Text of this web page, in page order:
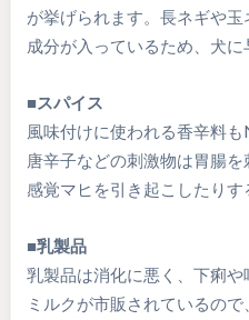
が挙げられます。長ネギや
成分が入っているため、犬に
■スパイス
風味付けに使われる香辛料
唐辛子などの刺激物は胃腸を
感覚マヒを引き起こしたりす
■乳製品
乳製品は消化に悪く、下痢
ミルクが市販されているので